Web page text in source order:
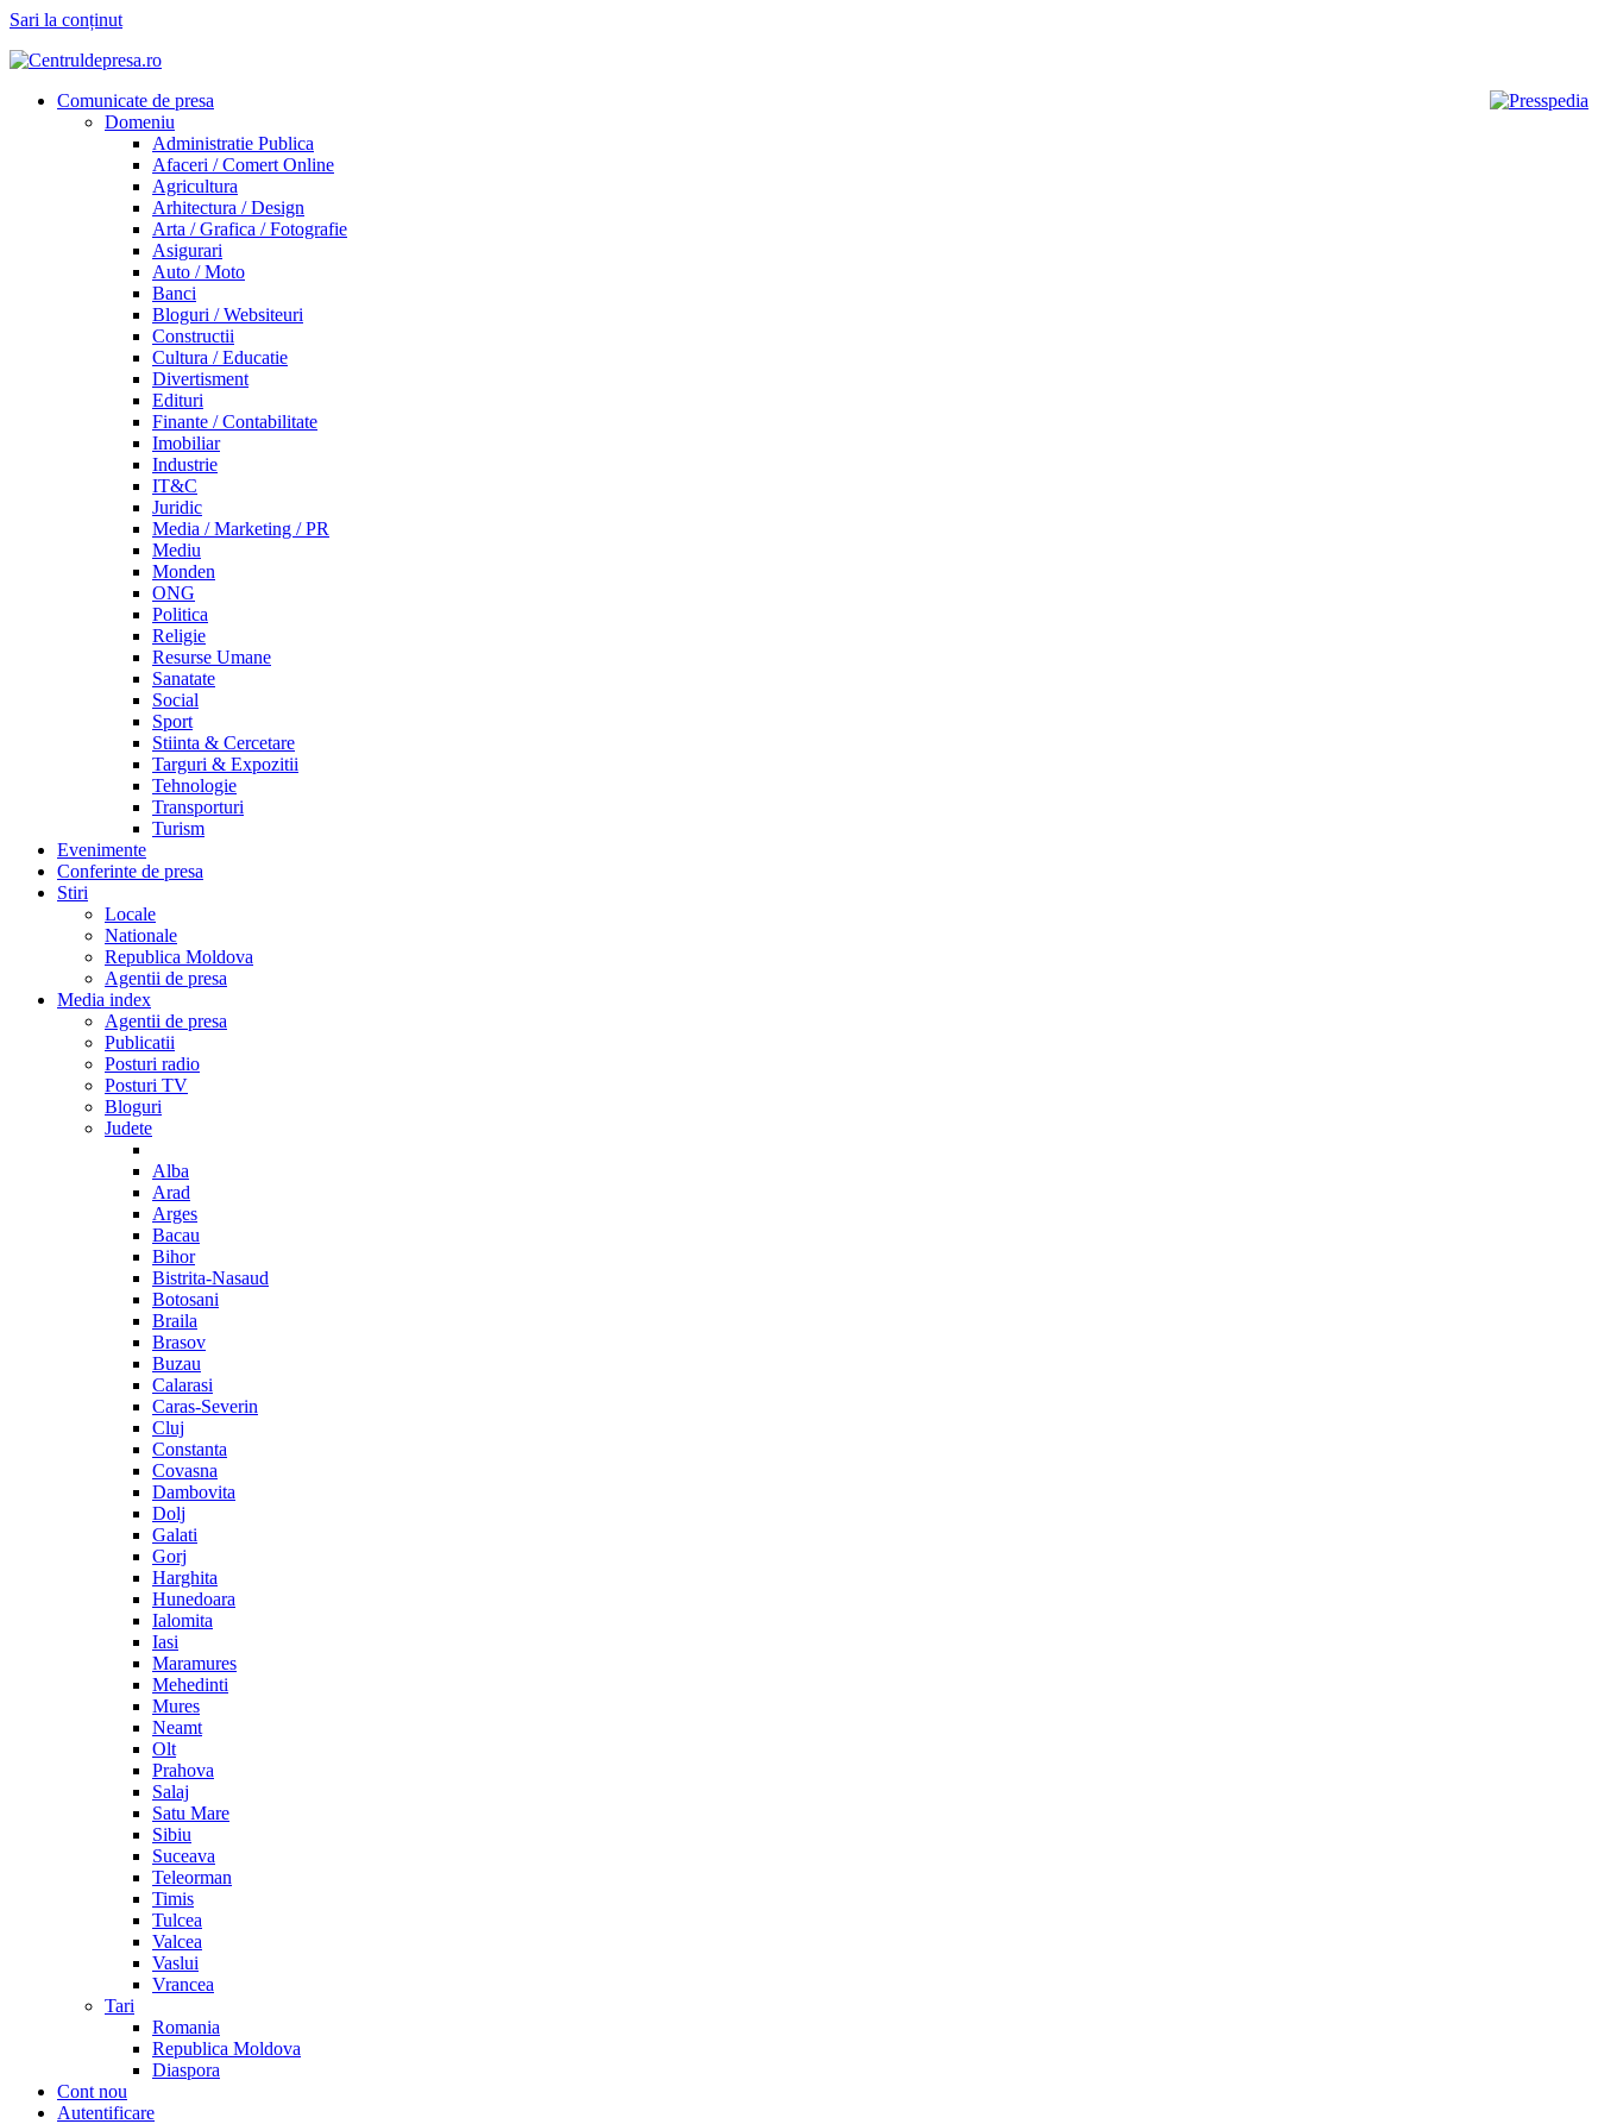
Sari la conținut
Comunicate de presa
Domeniu
Administratie Publica
Afaceri / Comert Online
Agricultura
Arhitectura / Design
Arta / Grafica / Fotografie
Asigurari
Auto / Moto
Banci
Bloguri / Websiteuri
Constructii
Cultura / Educatie
Divertisment
Edituri
Finante / Contabilitate
Imobiliar
Industrie
IT&C
Juridic
Media / Marketing / PR
Mediu
Monden
ONG
Politica
Religie
Resurse Umane
Sanatate
Social
Sport
Stiinta & Cercetare
Targuri & Expozitii
Tehnologie
Transporturi
Turism
Evenimente
Conferinte de presa
Stiri
Locale
Nationale
Republica Moldova
Agentii de presa
Media index
Agentii de presa
Publicatii
Posturi radio
Posturi TV
Bloguri
Judete
Alba
Arad
Arges
Bacau
Bihor
Bistrita-Nasaud
Botosani
Braila
Brasov
Buzau
Calarasi
Caras-Severin
Cluj
Constanta
Covasna
Dambovita
Dolj
Galati
Gorj
Harghita
Hunedoara
Ialomita
Iasi
Maramures
Mehedinti
Mures
Neamt
Olt
Prahova
Salaj
Satu Mare
Sibiu
Suceava
Teleorman
Timis
Tulcea
Valcea
Vaslui
Vrancea
Tari
Romania
Republica Moldova
Diaspora
Cont nou
Autentificare